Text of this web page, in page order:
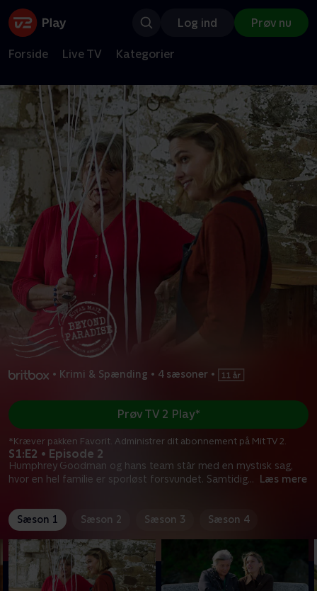
Log ind Prøv nu
Forside Live TV Kategorier
• Krimi & Spænding • 4 sæsoner •
S1:E2 • Episode 2
Humphrey Goodman og hans team står med en mystisk sag,
hvor en hel familie er sporløst forsvundet. Samtidig... Læs mere
Prøv TV 2 Play*
*Kræver pakken Favorit. Administrer dit abonnement på Mit TV 2.
Sæson 1 Sæson 2 Sæson 3 Sæson 4